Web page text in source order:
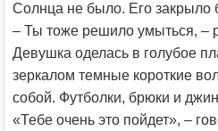
Солнца не было. Его закрыло
– Ты тоже решило умыться, –
Девушка оделась в голубое
зеркалом темные короткие
собой. Футболки, брюки и
«Тебе очень это пойдет», –